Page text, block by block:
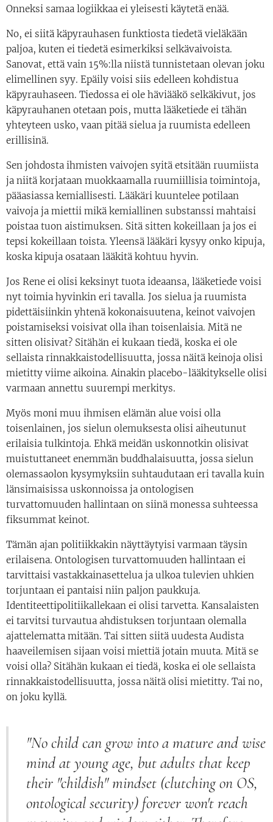
Onneksi samaa logiikkaa ei yleisesti käytetä enää.
No, ei siitä käpyrauhasen funktiosta tiedetä vieläkään
paljoa, kuten ei tiedetä esimerkiksi selkävaivoista.
Sanovat, että vain 15%:lla niistä tunnistetaan olevan joku
elimellinen syy. Epäily voisi siis edelleen kohdistua
käpyrauhaseen. Tiedossa ei ole häviääkö selkäkivut, jos
käpyrauhanen otetaan pois, mutta lääketiede ei tähän
yhteyteen usko, vaan pitää sielua ja ruumista edelleen
erillisinä.
Sen johdosta ihmisten vaivojen syitä etsitään ruumiista
ja niitä korjataan muokkaamalla ruumiillisia toimintoja,
pääasiassa kemiallisesti. Lääkäri kuuntelee potilaan
vaivoja ja miettii mikä kemiallinen substanssi mahtaisi
poistaa tuon aistimuksen. Sitä sitten kokeillaan ja jos ei
tepsi kokeillaan toista. Yleensä lääkäri kysyy onko kipuja,
koska kipuja osataan lääkitä kohtuu hyvin.
Jos Rene ei olisi keksinyt tuota ideaansa, lääketiede voisi
nyt toimia hyvinkin eri tavalla. Jos sielua ja ruumista
pidettäisiinkin yhtenä kokonaisuutena, keinot vaivojen
poistamiseksi voisivat olla ihan toisenlaisia. Mitä ne
sitten olisivat? Sitähän ei kukaan tiedä, koska ei ole
sellaista rinnakkaistodellisuutta, jossa näitä keinoja olisi
mietitty viime aikoina. Ainakin placebo-lääkitykselle olisi
varmaan annettu suurempi merkitys.
Myös moni muu ihmisen elämän alue voisi olla
toisenlainen, jos sielun olemuksesta olisi aiheutunut
erilaisia tulkintoja. Ehkä meidän uskonnotkin olisivat
muistuttaneet enemmän buddhalaisuutta, jossa sielun
olemassaolon kysymyksiin suhtaudutaan eri tavalla kuin
länsimaisissa uskonnoissa ja ontologisen
turvattomuuden hallintaan on siinä monessa suhteessa
fiksummat keinot.
Tämän ajan politiikkakin näyttäytyisi varmaan täysin
erilaisena. Ontologisen turvattomuuden hallintaan ei
tarvittaisi vastakkainasettelua ja ulkoa tulevien uhkien
torjuntaan ei pantaisi niin paljon paukkuja.
Identiteettipolitiikallekaan ei olisi tarvetta. Kansalaisten
ei tarvitsi turvautua ahdistuksen torjuntaan olemalla
ajattelematta mitään. Tai sitten siitä uudesta Audista
haaveilemisen sijaan voisi miettiä jotain muuta. Mitä se
voisi olla? Sitähän kukaan ei tiedä, koska ei ole sellaista
rinnakkaistodellisuutta, jossa näitä olisi mietitty. Tai no,
on joku kyllä.
"No child can grow into a mature and wise
mind at young age, but adults that keep
their "childish" mindset (clutching on OS,
ontological security) forever won't reach